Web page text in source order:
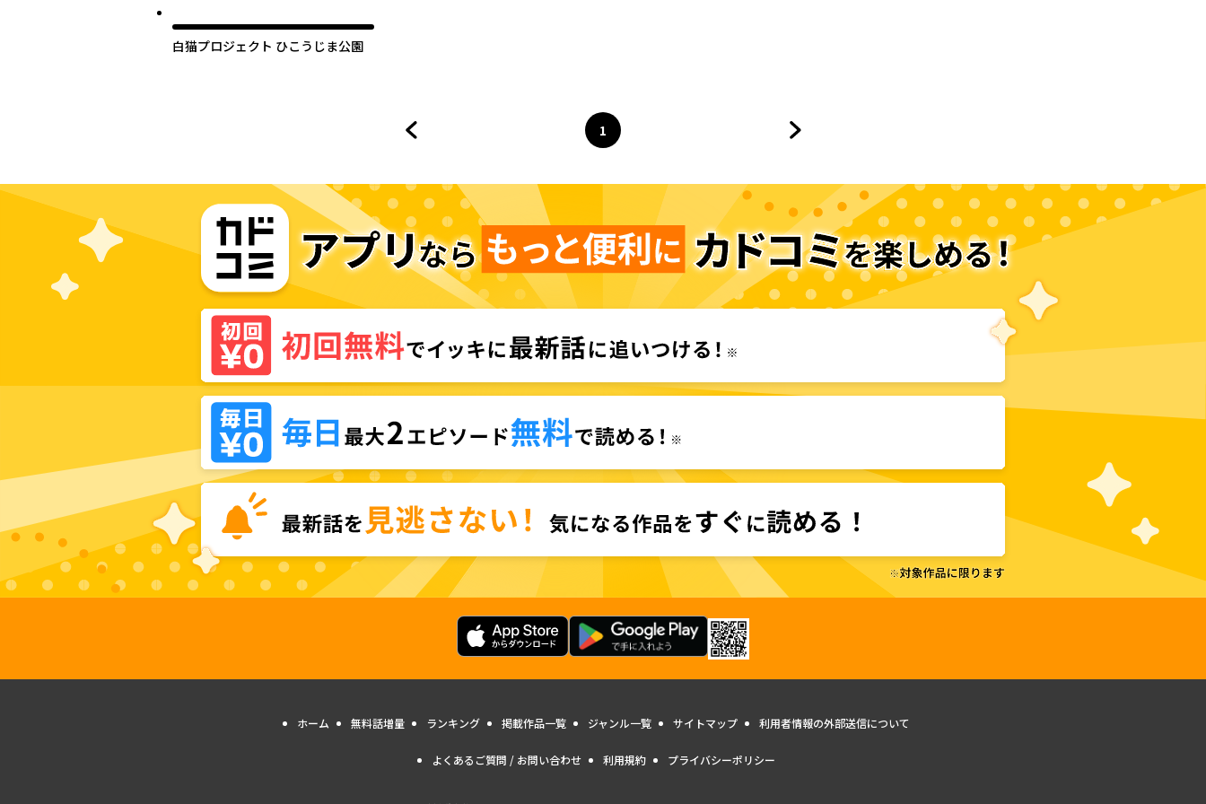
白猫プロジェクト ひこうじま公園
ページ
1
へ
ホーム 無料話増量 ランキング 掲載作品一覧 ジャンル一覧 サイトマップ 利用者情報の外部送信について
よくあるご質問 / お問い合わせ 利用規約 プライバシーポリシー